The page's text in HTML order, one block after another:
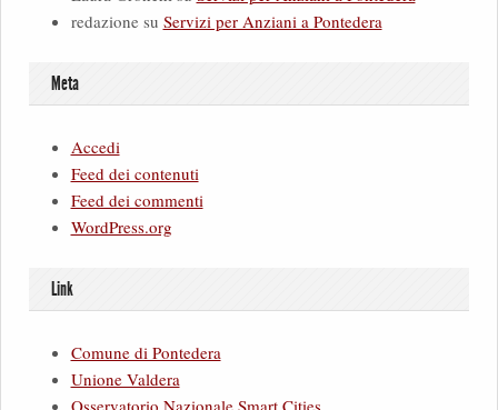
redazionesu Servizi per Anziani a Pontedera
Meta
Accedi
Feed dei contenuti
Feed dei commenti
WordPress.org
Link
Comune di Pontedera
Unione Valdera